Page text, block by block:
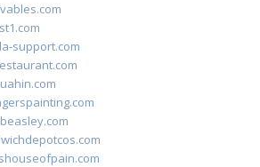
support.com